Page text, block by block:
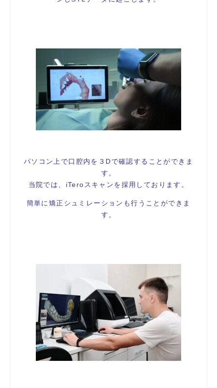
パソコン上で口腔内を３Dで確認することができま
す。
当院では、iTeroスキャンを採用しております。
簡単に矯正シュミレーションも行うことができま
す。